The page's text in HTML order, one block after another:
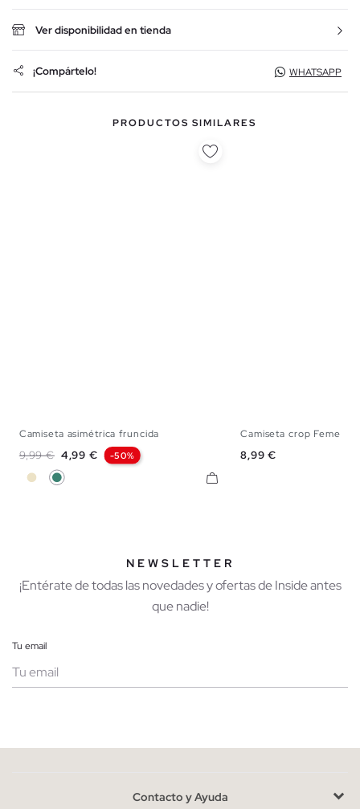
Ver disponibilidad en tienda
¡Compártelo! WHATSAPP
PRODUCTOS SIMILARES
Camiseta asimétrica fruncida
Precio base
9,99 € Precio
4,99 € -50%
ArenaEsmeralda
XS
Camiseta crop Feme
Precio
8,99 €
NEWSLETTER
¡Entérate de todas las novedades y ofertas de Inside antes
que nadie!
Tu email
He leído y entiendo lapolítica de privacidad
Contacto y Ayuda